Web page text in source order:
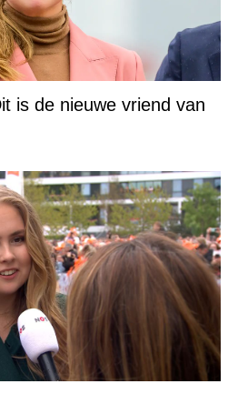
is de nieuwe vriend van